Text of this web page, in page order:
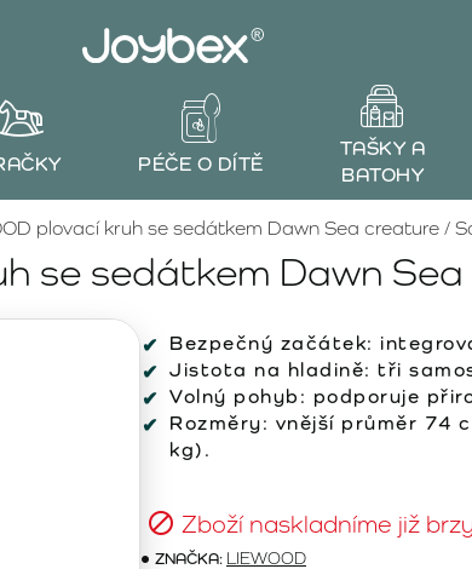
PÉČE O DÍTĚ
TAŠKY A
BATOHY
se sedátkem Dawn
plovací kruh se sedátkem Dawn Sea creature /
Bezpečný začátek:
Jistota na hladině: tři
Volný pohyb: podporuje
Rozměry: vnější průměr 74
kg).
Zboží naskladníme již brzy
ZNAČKA: LIEWOOD